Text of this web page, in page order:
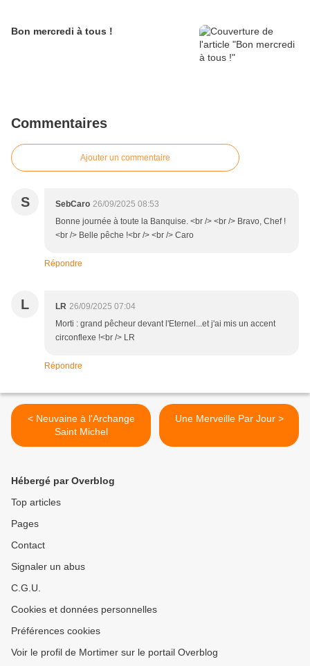
Bon mercredi à tous !
Commentaires
Ajouter un commentaire
S SebCaro 26/09/2025 08:53
Bonne journée à toute la Banquise. <br /> <br /> Bravo, Chef !
<br /> Belle pêche !<br /> <br /> Caro
Répondre
L LR 26/09/2025 07:04
Morti : grand pêcheur devant l'Eternel...et j'ai mis un accent
circonflexe !<br /> LR
Répondre
< Neuvaine à l'Archange
Saint Michel
Une Merveille Par Jour >
Hébergé par Overblog
Top articles
Pages
Contact
Signaler un abus
C.G.U.
Cookies et données personnelles
Préférences cookies
Voir le profil de Mortimer sur le portail Overblog